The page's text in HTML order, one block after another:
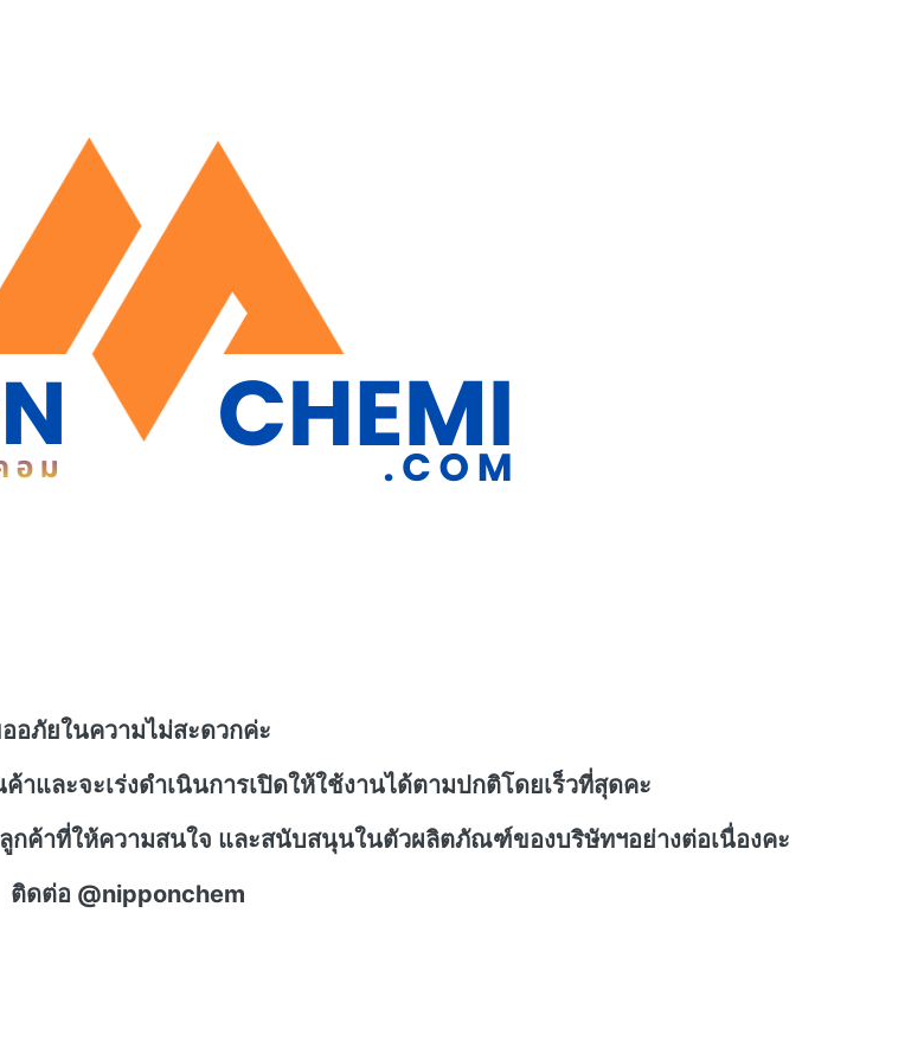
อภัยในความไม่สะดวกค่ะ
และจะเร่งดำเนินการเปิดให้ใช้งานได้ตามปกติโดยเร็วที่สุดคะ
ค้าที่ให้ความสนใจ และสนับสนุนในตัวผลิตภัณฑ์ของบริษัทฯอย่างต่อเนื่องคะ
ติดต่อ @nipponchem